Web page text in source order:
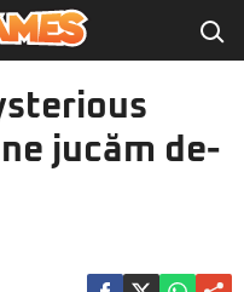
jucăm de-